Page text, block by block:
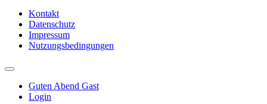
Kontakt
Datenschutz
Impressum
Nutzungsbedingungen
Guten Abend Gast
Login